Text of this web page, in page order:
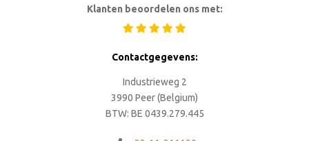
Klanten beoordelen ons met:
Contactgegevens:
Industrieweg 2
3990 Peer (Belgium)
BTW: BE 0439.279.445